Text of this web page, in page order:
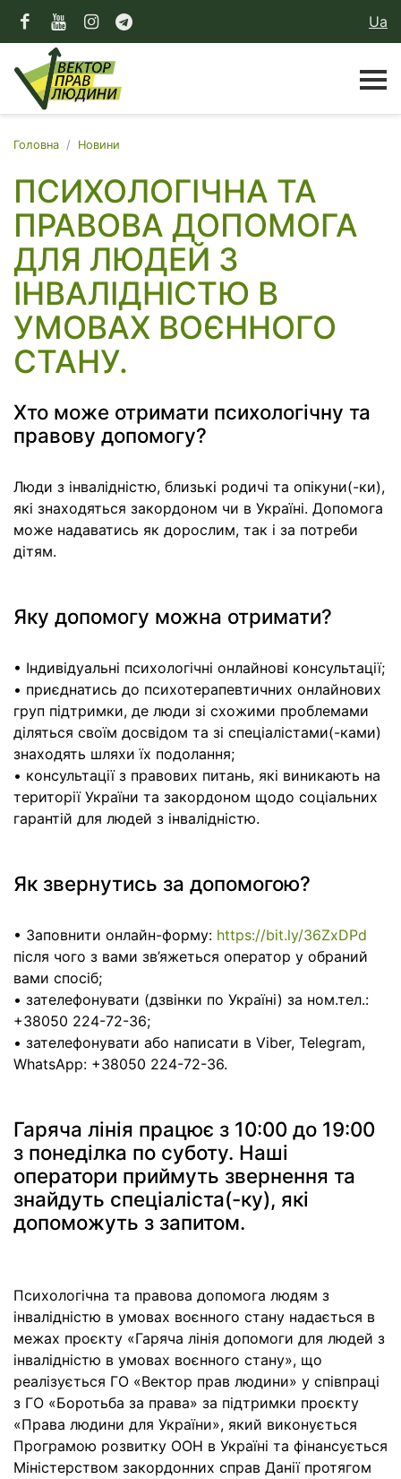
Ua
Головна Новини
ПСИХОЛОГІЧНА ТА
ПРАВОВА ДОПОМОГА
ДЛЯ ЛЮДЕЙ З
ІНВАЛІДНІСТЮ В
УМОВАХ ВОЄННОГО
СТАНУ.
Хто може отримати психологічну та
правову допомогу?
Люди з інвалідністю, близькі родичі та опікуни(-ки),
які знаходяться закордоном чи в Україні. Допомога
може надаватись як дорослим, так і за потреби
дітям.
Яку допомогу можна отримати?
• Індивідуальні психологічні онлайнові консультації;
• приєднатись до психотерапевтичних онлайнових
груп підтримки, де люди зі схожими проблемами
діляться своїм досвідом та зі спеціалістами(-ками)
знаходять шляхи їх подолання;
• консультації з правових питань, які виникають на
території України та закордоном щодо соціальних
гарантій для людей з інвалідністю.
Як звернутись за допомогою?
• Заповнити онлайн-форму: https://bit.ly/36ZxDPd
після чого з вами зв’яжеться оператор у обраний
вами спосіб;
• зателефонувати (дзвінки по Україні) за ном.тел.:
+38050 224-72-36;
• зателефонувати або написати в Viber, Telegram,
WhatsApp: +38050 224-72-36.
Гаряча лінія працює з 10:00 до 19:00
з понеділка по суботу. Наші
оператори приймуть звернення та
знайдуть спеціаліста(-ку), які
допоможуть з запитом.
Психологічна та правова допомога людям з
інвалідністю в умовах воєнного стану надається в
межах проєкту «Гаряча лінія допомоги для людей з
інвалідністю в умовах воєнного стану», що
реалізується ГО «Вектор прав людини» у співпраці
з ГО «Боротьба за права» за підтримки проєкту
«Права людини для України», який виконується
Програмою розвитку ООН в Україні та фінансується
Міністерством закордонних справ Данії протягом